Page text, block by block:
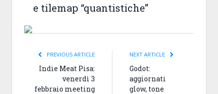
e tilemap “quantistiche”
PREVIOUS ARTICLE
Indie Meat Pisa:
venerdì 3
febbraio meeting
NEXT ARTICLE
Godot:
aggiornati
glow, tone